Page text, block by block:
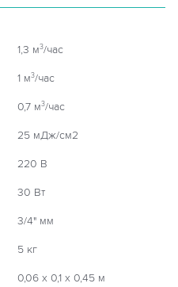
1,3 м3/час
1 м3/час
0,7 м3/час
25 мДж/см2
220 В
30 Вт
3/4" мм
5 кг
0,06 х 0,1 х 0,45 м